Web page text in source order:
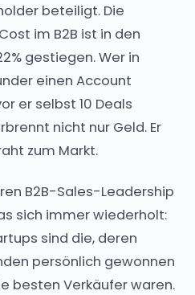
beteiligt. Die
im B2B ist in den
gestiegen. Wer in
einen Account
er selbst 10 Deals
nicht nur Geld. Er
zum Markt.
B2B-Sales-Leadership
sich immer wiederholt:
sind die, deren
persönlich gewonnen
besten Verkäufer waren.